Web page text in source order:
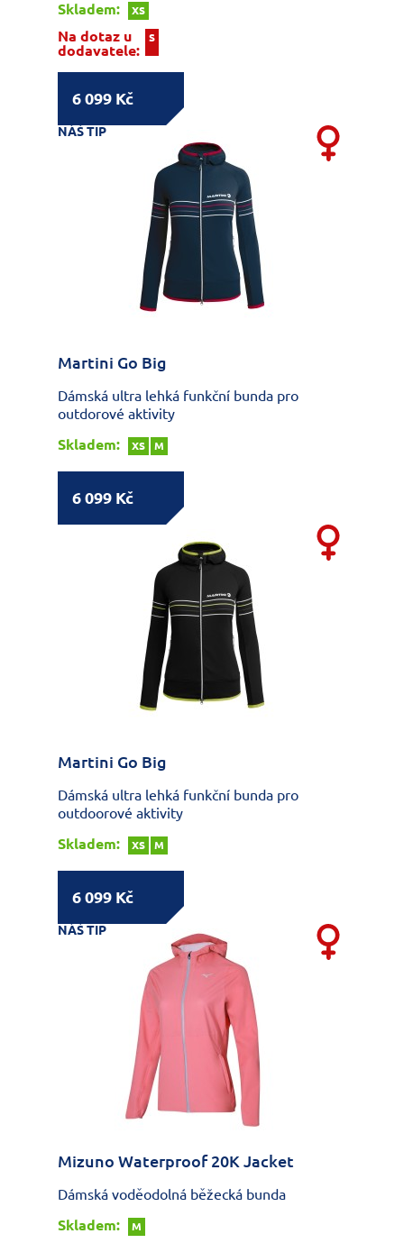
Skladem: XS
Na dotaz u
dodavatele:
S
6 099 Kč
NÁŠ TIP
Martini Go Big
Dámská ultra lehká funkční bunda pro
outdorové aktivity
Skladem:
XS M
6 099 Kč
Martini Go Big
Dámská ultra lehká funkční bunda pro
outdoorové aktivity
Skladem:
XS M
6 099 Kč
NÁŠ TIP
Mizuno Waterproof 20K Jacket
Dámská voděodolná běžecká bunda
Skladem:
M